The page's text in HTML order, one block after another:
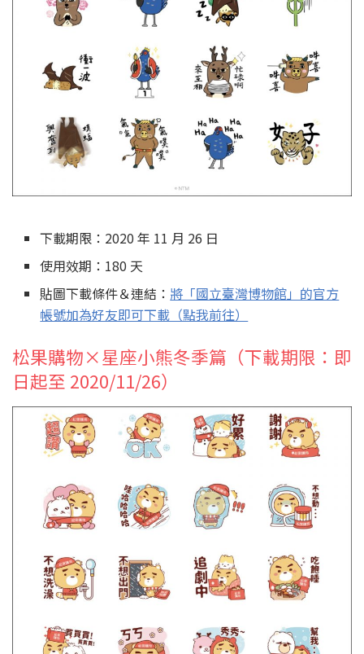
下載期限：2020 年 11 月 26 日
使用效期：180 天
貼圖下載條件＆連結： 將「國立臺灣博物館」的官方
帳號加為好友即可下載（點我前往）
松果購物×星座小熊冬季篇（下載期限：即
日起至 2020/11/26）